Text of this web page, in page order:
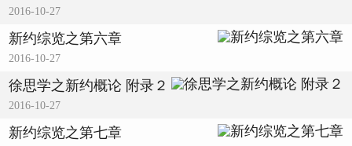
2016-10-27
新约综览之第六章
2016-10-27
徐思学之新约概论 附录２
2016-10-27
新约综览之第七章